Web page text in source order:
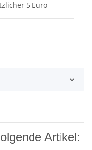
5 Euro
Artikel: